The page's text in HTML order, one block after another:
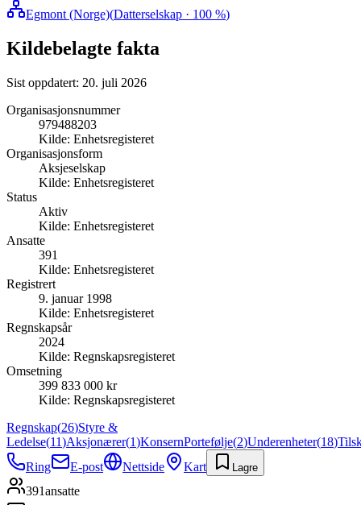
Egmont (Norge)(Datterselskap · 100 %)
Kildebelagte fakta
Sist oppdatert: 20. juli 2026
Organisasjonsnummer
979488203
Kilde: Enhetsregisteret
Organisasjonsform
Aksjeselskap
Kilde: Enhetsregisteret
Status
Aktiv
Kilde: Enhetsregisteret
Ansatte
391
Kilde: Enhetsregisteret
Registrert
9. januar 1998
Kilde: Enhetsregisteret
Regnskapsår
2024
Kilde: Regnskapsregisteret
Omsetning
399 833 000 kr
Kilde: Regnskapsregisteret
Regnskap(26)Styre &
Ledelse(11)Aksjonærer(1)KonsernPortefølje(2)Underenheter(18)
Ring
E-post Nettside Kart Lagre
391ansatte